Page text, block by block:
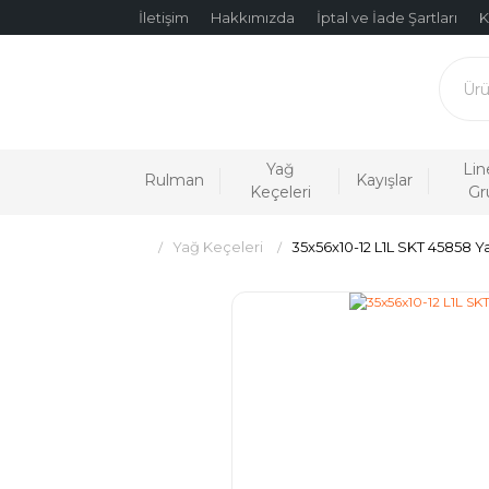
İletişim Hakkımızda İptal ve İade Şartları
Rulman
Yağ
Keçeleri
Kayışlar
Yağ Keçeleri 35x56x10-12 L1L SKT 45858